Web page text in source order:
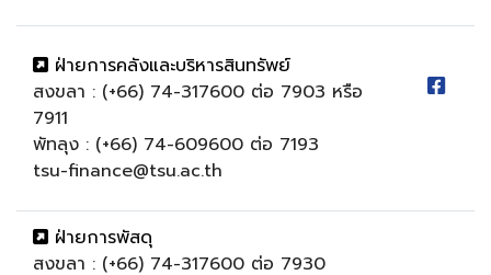
ฝ่ายการคลังและบริหารสินทรัพย์
สงขลา : (+66) 74-317600 ต่อ 7903 หรือ
7911
พัทลุง : (+66) 74-609600 ต่อ 7193
tsu-finance@tsu.ac.th
ฝ่ายการพัสดุ
สงขลา : (+66) 74-317600 ต่อ 7930